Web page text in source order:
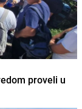
proveli u